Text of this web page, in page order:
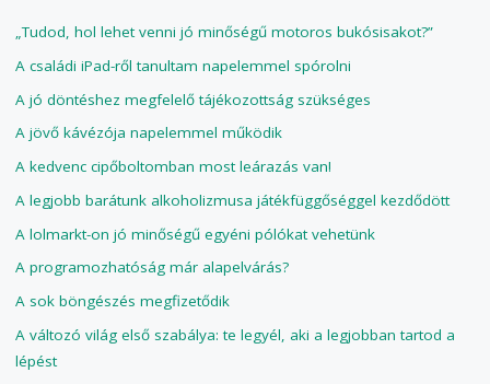
„Tudod, hol lehet venni jó minőségű motoros bukósisakot?”
A családi iPad-ről tanultam napelemmel spórolni
A jó döntéshez megfelelő tájékozottság szükséges
A jövő kávézója napelemmel működik
A kedvenc cipőboltomban most leárazás van!
A legjobb barátunk alkoholizmusa játékfüggőséggel kezdődött
A lolmarkt-on jó minőségű egyéni pólókat vehetünk
A programozhatóság már alapelvárás?
A sok böngészés megfizetődik
A változó világ első szabálya: te legyél, aki a legjobban tartod a
lépést